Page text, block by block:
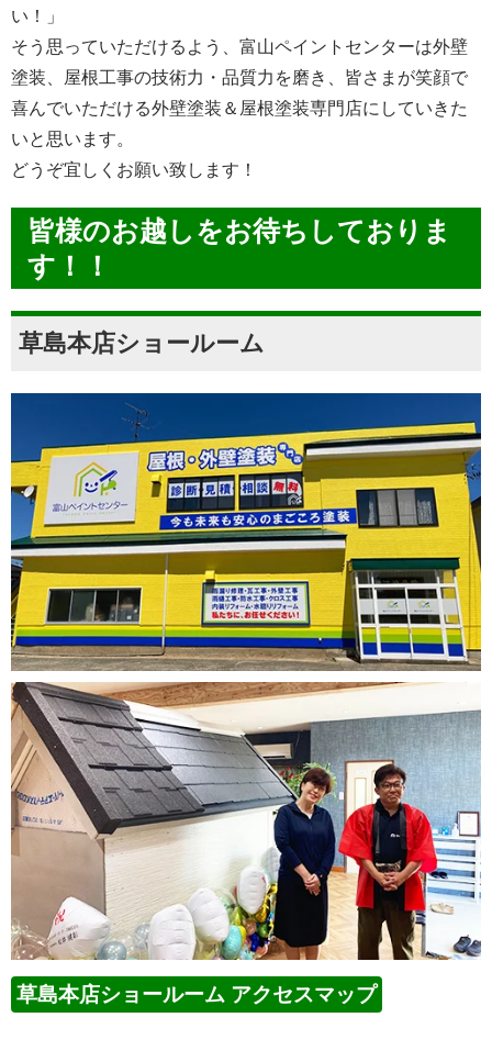
い！」
そう思っていただけるよう、富山ペイントセンターは外壁
塗装、屋根工事の技術力・品質力を磨き、皆さまが笑顔で
喜んでいただける外壁塗装＆屋根塗装専門店にしていきた
いと思います。
どうぞ宜しくお願い致します！
皆様のお越しをお待ちしておりま
す！！
草島本店ショールーム
草島本店ショールーム アクセスマップ